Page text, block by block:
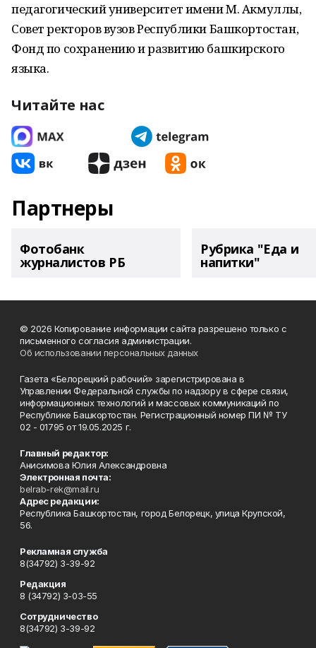
педагогический университет имени М. Акмуллы,
Совет ректоров вузов Республики Башкортостан,
Фонд по сохранению и развитию башкирского
языка.
Читайте нас
Партнеры
Фотобанк
журналистов РБ
Рубрика "Еда и
напитки"
© 2026 Копирование информации сайта разрешено только с
письменного согласия администрации.
Об использовании персональных данных
Газета «Белорецкий рабочий» зарегистрирована в
Управлении Федеральной службы по надзору в сфере связи,
информационных технологий и массовых коммуникаций по
Республике Башкортостан. Регистрационный номер ПИ № ТУ
02 - 01795 от 19.05.2025 г.
Главный редактор:
Анисимова Юлия Александровна
Электронная почта:
belrab-rek@mail.ru
Адрес редакции:
Республика Башкортостан, город Белорецк, улица Крупской,
56.
Рекламная служба
8(34792) 3-39-92
Редакция
8 (34792) 3-03-55
Сотрудничество
8(34792) 3-39-92